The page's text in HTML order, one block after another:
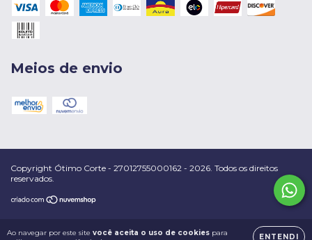
Ao navegar por este site você aceita o uso de cookies para
ENTENDI
Meios de envio
Copyright Ótimo Corte - 27012755000162 - 2026. Todos os direitos
reservados.